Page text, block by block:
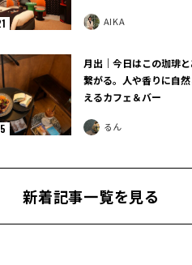
AIKA
月出｜今日はこの珈琲
繋がる。人や香りに自
えるカフェ＆バー
るん
新着記事一覧を見る